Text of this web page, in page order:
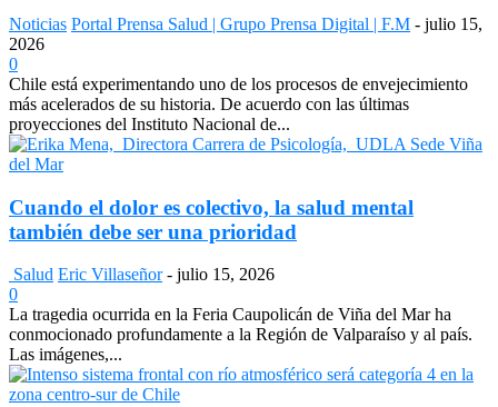
Noticias Portal Prensa Salud | Grupo Prensa Digital | F.M - julio 15,
2026
0
Chile está experimentando uno de los procesos de envejecimiento
más acelerados de su historia. De acuerdo con las últimas
proyecciones del Instituto Nacional de...
Cuando el dolor es colectivo, la salud mental
también debe ser una prioridad
Salud Eric Villaseñor - julio 15, 2026
0
La tragedia ocurrida en la Feria Caupolicán de Viña del Mar ha
conmocionado profundamente a la Región de Valparaíso y al país.
Las imágenes,...